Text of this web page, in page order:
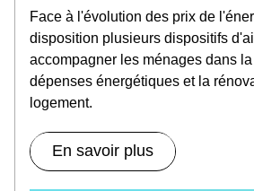
Face à l'évolution des prix de
disposition plusieurs dispositifs
accompagner les ménages dans
dépenses énergétiques et la
logement.
En savoir plus